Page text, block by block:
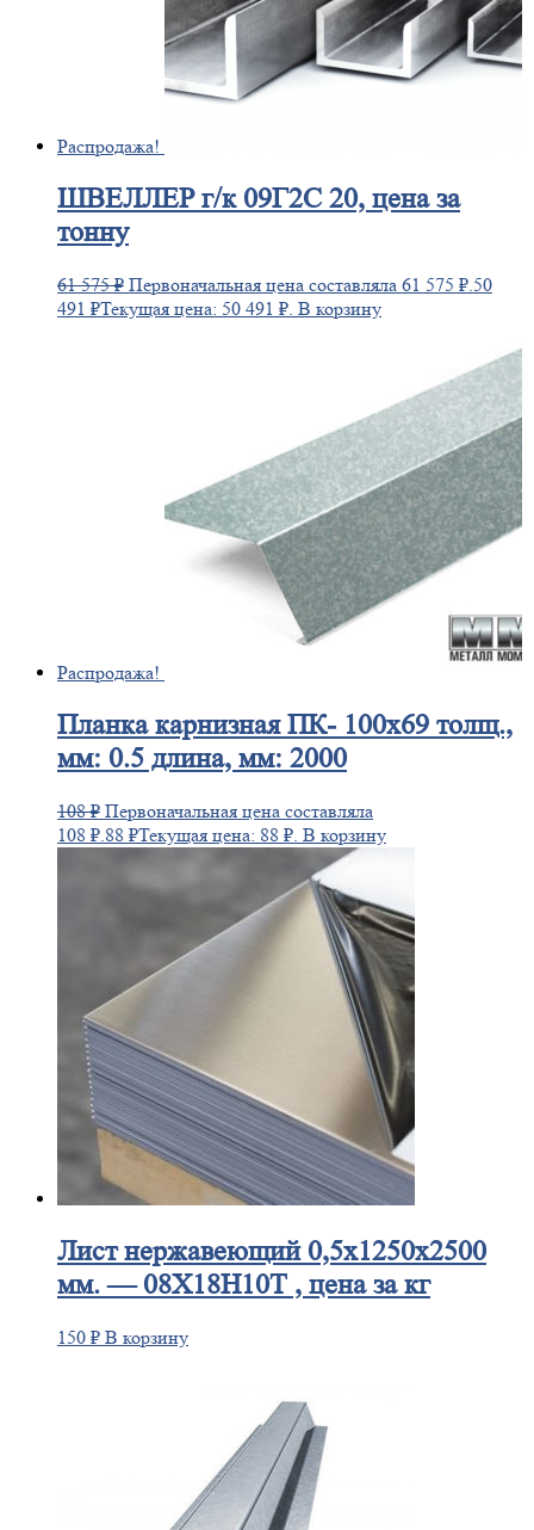
Распродажа!
ШВЕЛЛЕРг/к 09Г2С 20, цена за
тонну
61 575₽ Первоначальная цена составляла 61 575 ₽.50
491 ₽Текущая цена: 50 491 ₽. В корзину
Распродажа!
Планкакарнизная ПК- 100х69 толщ.,
мм: 0.5 длина, мм: 2000
108₽ Первоначальная цена составляла
108 ₽. 88 ₽Текущая цена: 88 ₽. В корзину
Листнержавеющий 0,5x1250x2500
мм. — 08Х18Н10Т , цена за кг
150 ₽ В корзину